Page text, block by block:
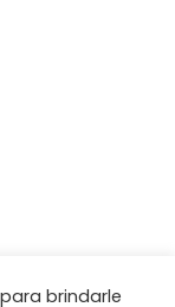
brindarle